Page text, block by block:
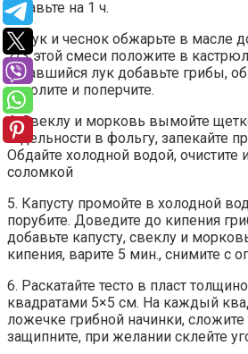
оставьте на 1 ч.
3. Лук и чеснок обжарьте в масле
2/3 этой смеси положите в
оставшийся лук добавьте грибы,
посолите и поперчите.
4. Свеклу и морковь вымойте
отдельности в фольгу, запекайте
Обдайте холодной водой, очистите
соломкой
5. Капусту промойте в холодной
порубите. Доведите до кипения
добавьте капусту, свеклу и
кипения, варите 5 мин., снимите с
6. Раскатайте тесто в пласт
квадратами 5×5 см. На каждый
ложечке грибной начинки, сложите
защипните, при желании склейте